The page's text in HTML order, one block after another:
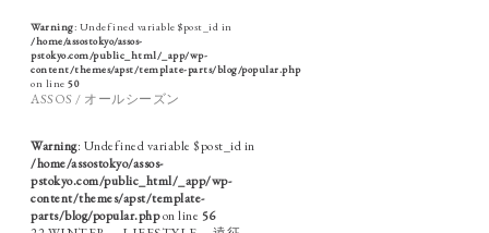
Warning: Undefined variable $post_id in
/home/assostokyo/assos-
pstokyo.com/public_html/_app/wp-
content/themes/apst/template-parts/blog/popular.php
on line 50
ASSOS / オールシーズン
Warning: Undefined variable $post_id in
/home/assostokyo/assos-
pstokyo.com/public_html/_app/wp-
content/themes/apst/template-
parts/blog/popular.phpon line 56